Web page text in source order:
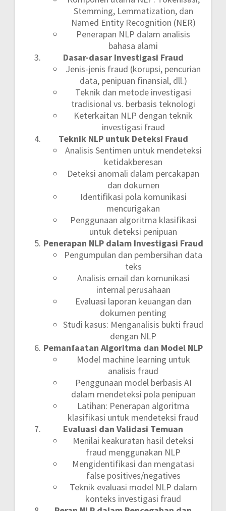
Stemming, Lemmatization, dan
Named Entity Recognition (NER)
Penerapan NLP dalam analisis
bahasa alami
Dasar-dasar Investigasi Fraud
Jenis-jenis fraud (korupsi, pencurian
data, penipuan finansial, dll.)
Teknik dan metode investigasi
tradisional vs. berbasis teknologi
Keterkaitan NLP dengan teknik
investigasi fraud
Teknik NLP untuk Deteksi Fraud
Analisis Sentimen untuk mendeteksi
ketidakberesan
Deteksi anomali dalam percakapan
dan dokumen
Identifikasi pola komunikasi
mencurigakan
Penggunaan algoritma klasifikasi
untuk deteksi penipuan
Penerapan NLP dalam Investigasi Fraud
Pengumpulan dan pembersihan data
teks
Analisis email dan komunikasi
internal perusahaan
Evaluasi laporan keuangan dan
dokumen penting
Studi kasus: Menganalisis bukti fraud
dengan NLP
Pemanfaatan Algoritma dan Model NLP
Model machine learning untuk
analisis fraud
Penggunaan model berbasis AI
dalam mendeteksi pola penipuan
Latihan: Penerapan algoritma
klasifikasi untuk mendeteksi fraud
Evaluasi dan Validasi Temuan
Menilai keakuratan hasil deteksi
fraud menggunakan NLP
Mengidentifikasi dan mengatasi
false positives/negatives
Teknik evaluasi model NLP dalam
konteks investigasi fraud